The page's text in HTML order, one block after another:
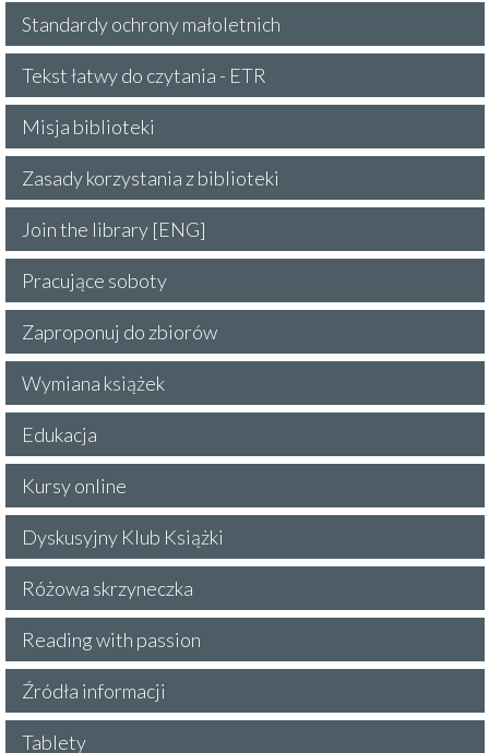
Standardy ochrony małoletnich
Tekst łatwy do czytania - ETR
Misja biblioteki
Zasady korzystania z biblioteki
Join the library [ENG]
Pracujące soboty
Zaproponuj do zbiorów
Wymiana książek
Edukacja
Kursy online
Dyskusyjny Klub Książki
Różowa skrzyneczka
Reading with passion
Źródła informacji
Tablety